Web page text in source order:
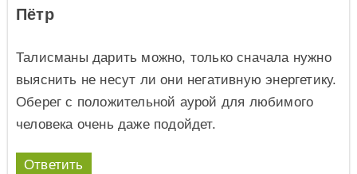
Пётр
Талисманы дарить можно, только сначала нужно
выяснить не несут ли они негативную энергетику.
Оберег с положительной аурой для любимого
человека очень даже подойдет.
Ответить